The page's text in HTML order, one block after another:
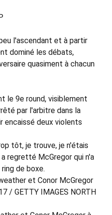
l'ascendant et à partir
dominé les débats,
quasiment à chacun
le 9e round, visiblement
par l'arbitre dans la
encaissé deux violents
tôt, je trouve, je n'étais
regretté McGregor qui n'a
de boxe.